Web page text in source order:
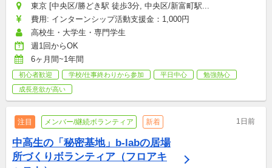
東京 [中央区/勝どき駅 徒歩3分, 中央区/新富町駅...
費用: インターンシップ活動支援金：1,000円
高校生・大学生・専門学生
週1回からOK
6ヶ月間~1年間
初心者歓迎 学校/仕事終わりから参加 平日中心
勉強熱心
成長意欲が高い
注目 メンバー/継続ボランティア 新着 1日前
中高生の「秘密基地」b-labの居場
所づくりボランティア（フロアキ